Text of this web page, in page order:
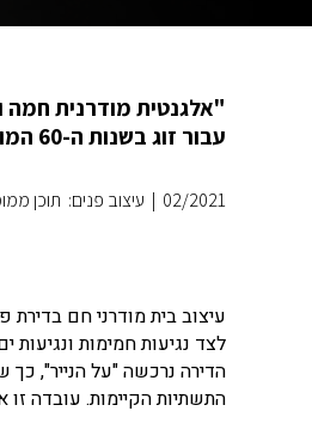
"אלגנטית מודרנית
עבור זוג בשנות ה-60 המוקדמות לחייהם.
02/2021
| עיצוב פנים: תוכן
עיצוב בית מודרני חם בדירת
לצד נגיעות חמימות ונגיעות
הדירה נרכשה "על הנייר", כך
התשתיות הקיימות. עובדה זו